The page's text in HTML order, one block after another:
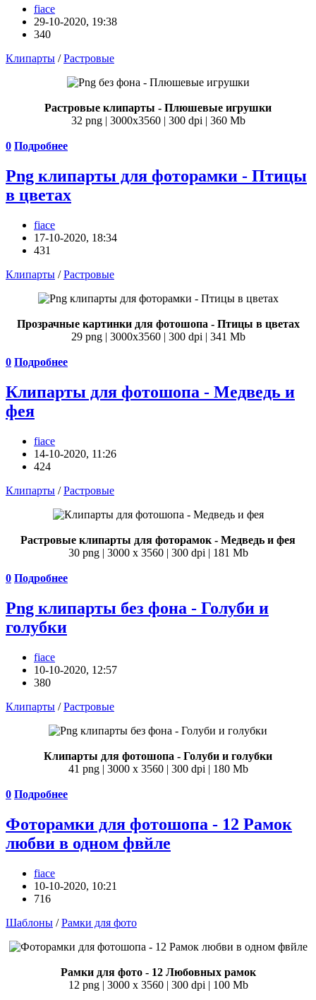
fiace
29-10-2020, 19:38
340
Клипарты /Растровые
Растровые клипарты - Плюшевые игрушки
32 png | 3000х3560 | 300 dpi | 360 Mb
0 Подробнее
Png клипарты для фоторамки - Птицы
в цветах
fiace
17-10-2020, 18:34
431
Клипарты /Растровые
Прозрачные картинки для фотошопа - Птицы в цветах
29 png | 3000х3560 | 300 dpi | 341 Mb
0 Подробнее
Клипарты для фотошопа - Медведь и
фея
fiace
14-10-2020, 11:26
424
Клипарты /Растровые
Растровые клипарты для фоторамок - Медведь и фея
30 png | 3000 х 3560 | 300 dpi | 181 Mb
0 Подробнее
Png клипарты без фона - Голуби и
голубки
fiace
10-10-2020, 12:57
380
Клипарты /Растровые
Клипарты для фотошопа - Голуби и голубки
41 png | 3000 х 3560 | 300 dpi | 180 Mb
0 Подробнее
Фоторамки для фотошопа - 12 Рамок
любви в одном фвйле
fiace
10-10-2020, 10:21
716
Шаблоны /Рамки для фото
Рамки для фото - 12 Любовных рамок
12 png | 3000 х 3560 | 300 dpi | 100 Mb